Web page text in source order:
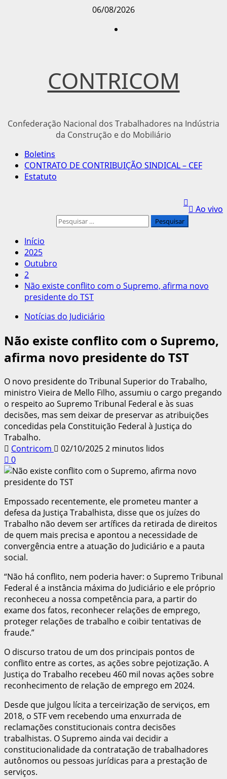
06/08/2026
CONTRICOM
Confederação Nacional dos Trabalhadores na Indústria
da Construção e do Mobiliário
Menu
principal
Boletins
CONTRATO DE CONTRIBUIÇÃO SINDICAL – CEF
Estatuto
Pesquisar
Ao vivo
Início
2025
Outubro
2
Não existe conflito com o Supremo, afirma novo
presidente do TST
Notícias do Judiciário
Não existe conflito com o Supremo,
afirma novo presidente do TST
O novo presidente do Tribunal Superior do Trabalho,
ministro Vieira de Mello Filho, assumiu o cargo pregando
o respeito ao Supremo Tribunal Federal e às suas
decisões, mas sem deixar de preservar as atribuições
concedidas pela Constituição Federal à Justiça do
Trabalho.
Contricom
02/10/20252 minutos lidos
0
Empossado recentemente, ele prometeu manter a
defesa da Justiça Trabalhista, disse que os juízes do
Trabalho não devem ser artífices da retirada de direitos
de quem mais precisa e apontou a necessidade de
convergência entre a atuação do Judiciário e a pauta
social.
“Não há conflito, nem poderia haver: o Supremo Tribunal
Federal é a instância máxima do Judiciário e ele próprio
reconheceu a nossa competência para, a partir do
exame dos fatos, reconhecer relações de emprego,
proteger relações de trabalho e coibir tentativas de
fraude.”
O discurso tratou de um dos principais pontos de
conflito entre as cortes, as ações sobre pejotização. A
Justiça do Trabalho recebeu 460 mil novas ações sobre
reconhecimento de relação de emprego em 2024.
Desde que julgou lícita a terceirização de serviços, em
2018, o STF vem recebendo uma enxurrada de
reclamações constitucionais contra decisões
trabalhistas. O Supremo ainda vai decidir a
constitucionalidade da contratação de trabalhadores
autônomos ou pessoas jurídicas para a prestação de
serviços.